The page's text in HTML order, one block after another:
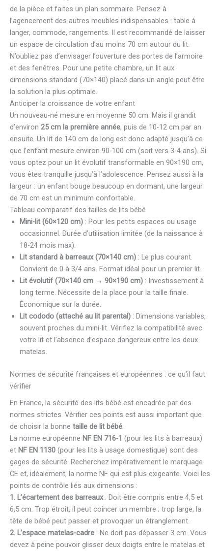
de la pièce et faites un plan sommaire. Pensez à
l’agencement des autres meubles indispensables : table à
langer, commode, rangements. Il est recommandé de laisser
un espace de circulation d’au moins 70 cm autour du lit.
N’oubliez pas d’envisager l’ouverture des portes de l’armoire
et des fenêtres. Pour une petite chambre, un lit aux
dimensions standard (70×140) placé dans un angle peut être
la solution la plus optimale.
Anticiper la croissance de votre enfant
Un nouveau-né mesure en moyenne 50 cm. Mais il grandit
d’environ 25 cm la première année, puis de 10-12 cm par an
ensuite. Un lit de 140 cm de long est donc adapté jusqu’à ce
que l’enfant mesure environ 90-100 cm (soit vers 3-4 ans). Si
vous optez pour un lit évolutif transformable en 90×190 cm,
vous êtes tranquille jusqu’à l’adolescence. Pensez aussi à la
largeur : un enfant bouge beaucoup en dormant, une largeur
de 70 cm est un minimum confortable.
Tableau comparatif des tailles de lits bébé
Mini-lit (60×120 cm) : Pour les petits espaces ou usage
occasionnel. Durée d’utilisation limitée (de la naissance à
18-24 mois max).
Lit standard à barreaux (70×140 cm) : Le plus courant.
Convient de 0 à 3/4 ans. Format idéal pour un premier lit.
Lit évolutif (70×140 cm → 90×190 cm) : Investissement à
long terme. Nécessite de la place pour la taille finale.
Économique sur la durée.
Lit cododo (attaché au lit parental) : Dimensions variables,
souvent proches du mini-lit. Vérifiez la compatibilité avec
votre lit et l’absence d’espace dangereux entre les deux
matelas.
Normes de sécurité françaises et européennes : ce qu’il faut
vérifier
En France, la sécurité des lits bébé est encadrée par des
normes strictes. Vérifier ces points est aussi important que
de choisir la bonne taille de lit bébé.
La norme européenne NF EN 716-1 (pour les lits à barreaux)
et NF EN 1130 (pour les lits à usage domestique) sont des
gages de sécurité. Recherchez impérativement le marquage
CE et, idéalement, la norme NF qui est plus exigeante. Voici les
points de contrôle liés aux dimensions :
1. L’écartement des barreaux: Doit être compris entre 4,5 et
6,5 cm. Trop étroit, il peut coincer un membre ; trop large, la
tête de bébé peut passer et provoquer un étranglement.
2. L’espace matelas-cadre : Ne doit pas dépasser 3 cm. Vous
devez à peine pouvoir glisser deux doigts entre le matelas et